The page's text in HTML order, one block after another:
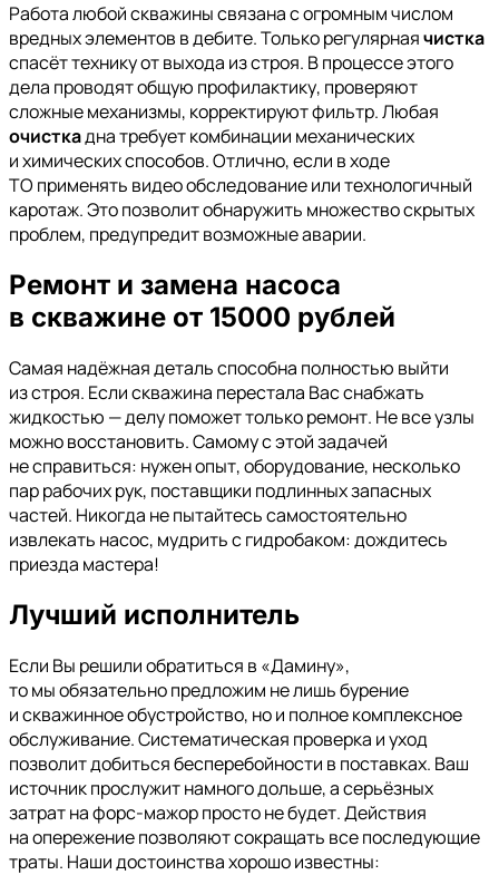
Работа любой скважины связана с огромным числом
вредных элементов в дебите. Только регулярнаячистка
спасёт технику от выхода из строя. В процессе этого
дела проводят общую профилактику, проверяют
сложные механизмы, корректируют фильтр. Любая
очисткадна требует комбинации механических
и химических способов. Отлично, если в ходе
ТО применять видео обследование или технологичный
каротаж. Это позволит обнаружить множество скрытых
проблем, предупредит возможные аварии.
Ремонт и замена насоса
в скважине от 15000 рублей
Самая надёжная деталь способна полностью выйти
из строя. Если скважина перестала Вас снабжать
жидкостью — делу поможет только ремонт. Не все узлы
можно восстановить. Самому с этой задачей
не справиться: нужен опыт, оборудование, несколько
пар рабочих рук, поставщики подлинных запасных
частей. Никогда не пытайтесь самостоятельно
извлекать насос, мудрить с гидробаком: дождитесь
приезда мастера!
Лучший исполнитель
Если Вы решили обратиться в «Дамину»,
то мы обязательно предложим не лишь бурение
и скважинное обустройство, но и полное комплексное
обслуживание. Систематическая проверка и уход
позволит добиться бесперебойности в поставках. Ваш
источник прослужит намного дольше, а серьёзных
затрат на форс-мажор просто не будет. Действия
на опережение позволяют сокращать все последующие
траты. Наши достоинства хорошо известны: